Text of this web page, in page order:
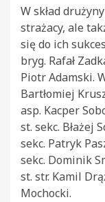
W skład
strażacy, ale
się do ich
bryg. Rafał
Piotr Adamski.
Bartłomiej
asp. Kacper
st. sekc. Błażej
sekc. Patryk
sekc. Dominik
st. str. Kamil
Mochocki.